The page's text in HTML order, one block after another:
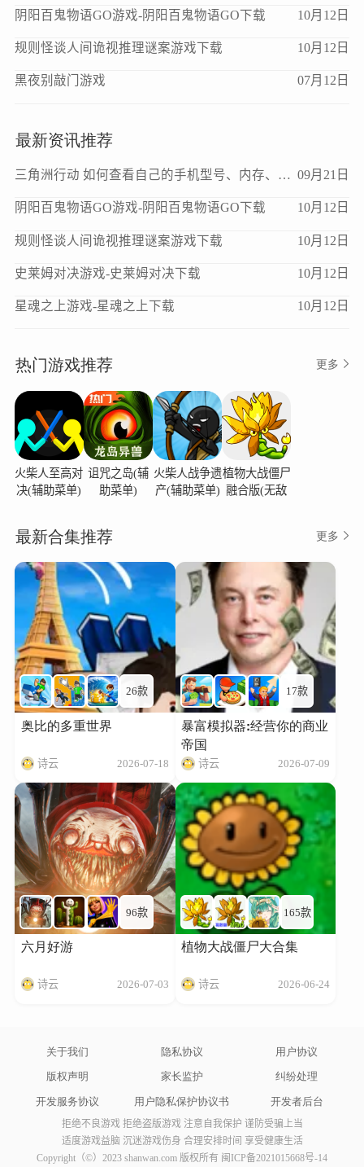
阴阳百鬼物语GO游戏-阴阳百鬼物语GO下载 10月12日
规则怪谈人间诡视推理谜案游戏下载 10月12日
黑夜别敲门游戏 07月12日
最新资讯推荐
三角洲行动 如何查看自己的手机型号、内存、处理器、版本等信息？ 09月21日
阴阳百鬼物语GO游戏-阴阳百鬼物语GO下载 10月12日
规则怪谈人间诡视推理谜案游戏下载 10月12日
史莱姆对决游戏-史莱姆对决下载 10月12日
星魂之上游戏-星魂之上下载 10月12日
热门游戏推荐 更多
火柴人至高对
决(辅助菜单)
诅咒之岛(辅
助菜单)
火柴人战争遗
产(辅助菜单)
植物大战僵尸
融合版(无敌
最新合集推荐 更多
26款
奥比的多重世界
诗云 2026-07-18
17款
暴富模拟器:经营你的商业
帝国
诗云 2026-07-09
96款
六月好游
诗云 2026-07-03
165款
植物大战僵尸大合集
诗云 2026-06-24
关于我们 隐私协议
用户协议
版权声明
家长监护
纠纷处理
开发服务协议
用户隐私保护协议书 开发者后台
拒绝不良游戏 拒绝盗版游戏 注意自我保护 谨防受骗上当
适度游戏益脑 沉迷游戏伤身 合理安排时间 享受健康生活
Copyright（©）2023 shanwan.com 版权所有 闽ICP备2021015668号-14